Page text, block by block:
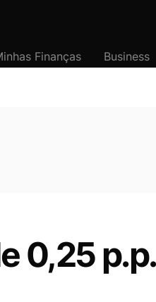
Finanças Business
0,25 p.p.